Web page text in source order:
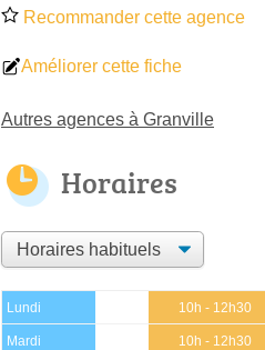
Recommander cette agence
Améliorer cette fiche
Autres agences à Granville
Horaires
Lundi 10h - 12h30
Mardi 10h - 12h30